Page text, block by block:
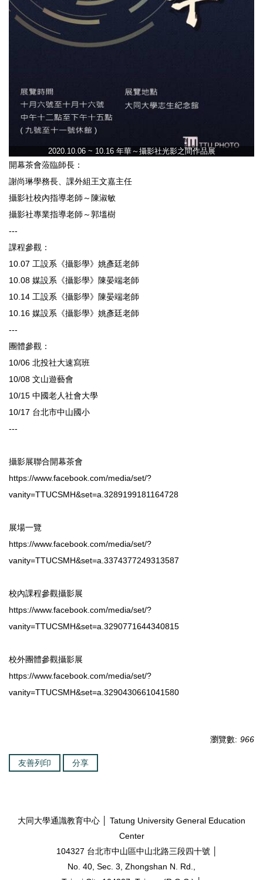
2020.10.06 ~ 10.16 年華～攝影社光影之間作品展
開幕茶會蒞臨師長：
謝尚琳學務長、課外組王文嘉主任
攝影社校內指導老師～陳淑敏
攝影社專業指導老師～郭塭樹
---
課程參觀：
10.07 工設系《攝影學》姚彥廷老師
10.08 媒設系《攝影學》陳晏端老師
10.14 工設系《攝影學》陳晏端老師
10.16 媒設系《攝影學》姚彥廷老師
---
團體參觀：
10/06 北投社大速寫班
10/08 文山遊藝會
10/15 中國老人社會大學
10/17 台北市中山國小
---
攝影展聯合開幕茶會
https://www.facebook.com/media/set/?
vanity=TTUCSMH&set=a.3289199181164728
展場一覽
https://www.facebook.com/media/set/?
vanity=TTUCSMH&set=a.3374377249313587
校內課程參觀攝影展
https://www.facebook.com/media/set/?
vanity=TTUCSMH&set=a.3290771644340815
校外團體參觀攝影展
https://www.facebook.com/media/set/?
vanity=TTUCSMH&set=a.3290430661041580
瀏覽數: 966
友善列印 分享
大同大學通識教育中心 │ Tatung University General Education
Center
104327 台北市中山區中山北路三段四十號 │
No. 40, Sec. 3, Zhongshan N. Rd.,